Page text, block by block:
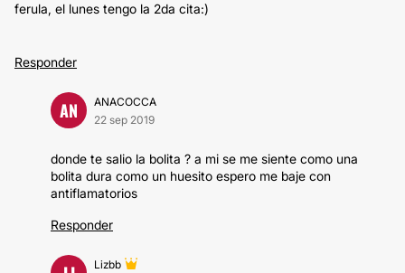
ferula, el lunes tengo la 2da cita:)
Responder
AN
ANACOCCA
22 sep 2019
donde te salio la bolita ? a mi se me siente como una
bolita dura como un huesito espero me baje con
antiflamatorios
Responder
Lizbb